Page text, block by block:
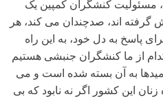
مسئولیت کنشگران کمپین یک
گرفته اند، صدچندان می کند، هر
پاسخ به دل خود، به این راه
کدام از ما کنشگران جنبشی هستیم
به آن بسته شده است و می
این کشور اگر نه نابود که بی